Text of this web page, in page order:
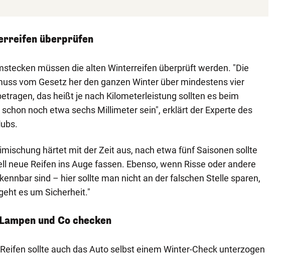
überprüfen
müssen die alten Winterreifen überprüft werden. "Die
vom Gesetz her den ganzen Winter über mindestens vier
das heißt je nach Kilometerleistung sollten es beim
noch etwa sechs Millimeter sein", erklärt der Experte des
härtet mit der Zeit aus, nach etwa fünf Saisonen sollte
neue Reifen ins Auge fassen. Ebenso, wenn Risse oder andere
sind – hier sollte man nicht an der falschen Stelle sparen,
es um Sicherheit."
und Co checken
sollte auch das Auto selbst einem Winter-Check unterzogen